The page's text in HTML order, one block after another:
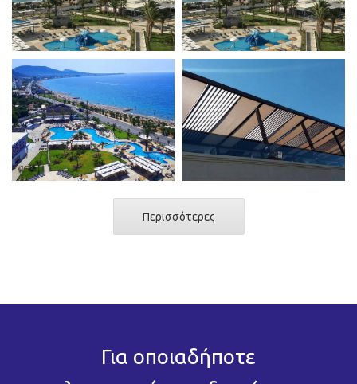
Περισσότερες
Για οποιαδήποτε